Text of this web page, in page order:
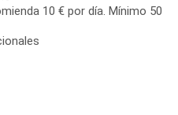
10 € por día. Mínimo 50